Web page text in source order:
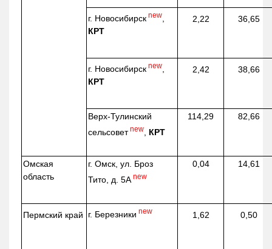
г. Новосибирск new,
КРТ
2,22 36,65
г. Новосибирск new,
КРТ
2,42 38,66
Верх-Тулинский
сельсовет new, КРТ
114,29 82,66
Омская
область
г. Омск, ул. Броз
Тито, д. 5А new
0,04 14,61
Пермский край г. Березники new 1,62 0,50